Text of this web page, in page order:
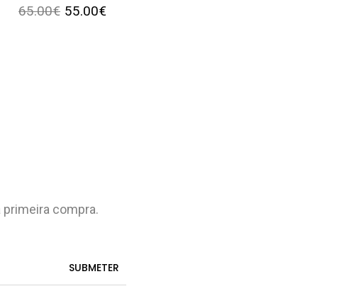
65.00€ 55.00€
compra.